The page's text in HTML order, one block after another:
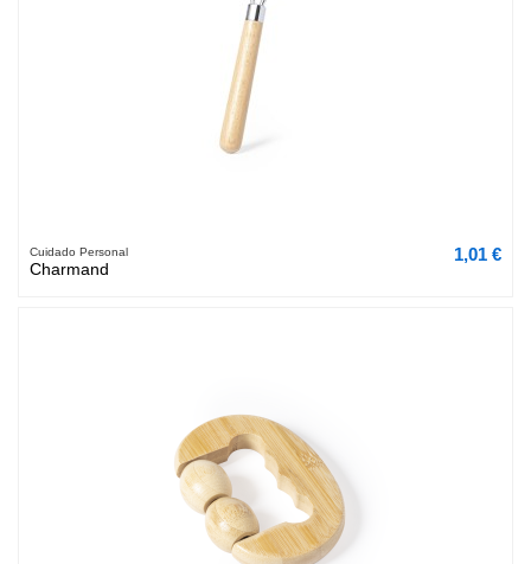
Cuidado Personal
Charmand
1,01 €